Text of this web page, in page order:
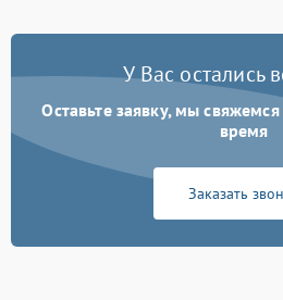
У Вас остались
Оставьте заявку, мы
время
Заказать